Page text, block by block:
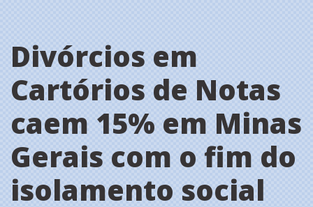
Divórcios em
Cartórios de Notas
caem 15% em Minas
Gerais com o fim do
isolamento social